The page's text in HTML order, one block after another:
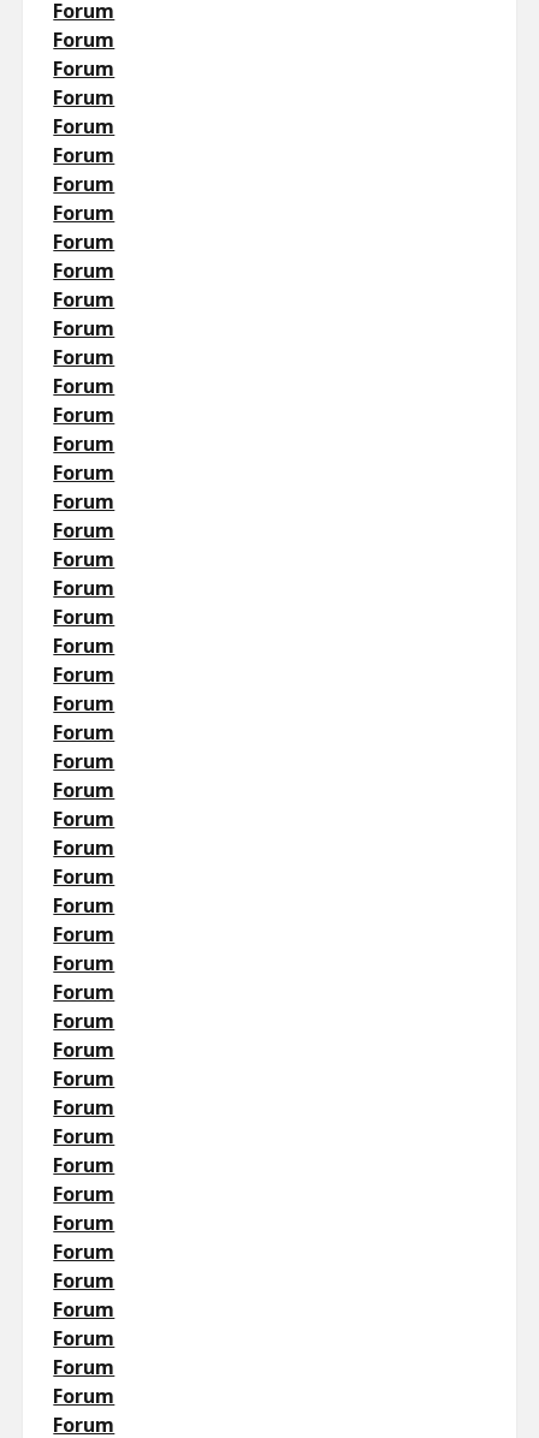
Forum
Forum
Forum
Forum
Forum
Forum
Forum
Forum
Forum
Forum
Forum
Forum
Forum
Forum
Forum
Forum
Forum
Forum
Forum
Forum
Forum
Forum
Forum
Forum
Forum
Forum
Forum
Forum
Forum
Forum
Forum
Forum
Forum
Forum
Forum
Forum
Forum
Forum
Forum
Forum
Forum
Forum
Forum
Forum
Forum
Forum
Forum
Forum
Forum
Forum